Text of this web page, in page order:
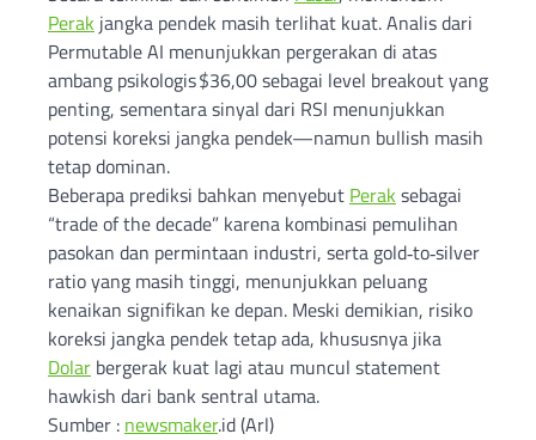
Perak jangka pendek masih terlihat kuat. Analis dari
Permutable AI menunjukkan pergerakan di atas
ambang psikologis $36,00 sebagai level breakout yang
penting, sementara sinyal dari RSI menunjukkan
potensi koreksi jangka pendek—namun bullish masih
tetap dominan.
Beberapa prediksi bahkan menyebut Perak sebagai
“trade of the decade” karena kombinasi pemulihan
pasokan dan permintaan industri, serta gold‑to‑silver
ratio yang masih tinggi, menunjukkan peluang
kenaikan signifikan ke depan. Meski demikian, risiko
koreksi jangka pendek tetap ada, khususnya jika
Dolar bergerak kuat lagi atau muncul statement
hawkish dari bank sentral utama.
Sumber : newsmaker.id (Arl)